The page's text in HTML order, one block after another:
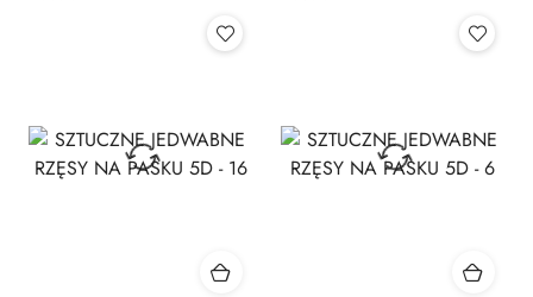
Cena: Cena: